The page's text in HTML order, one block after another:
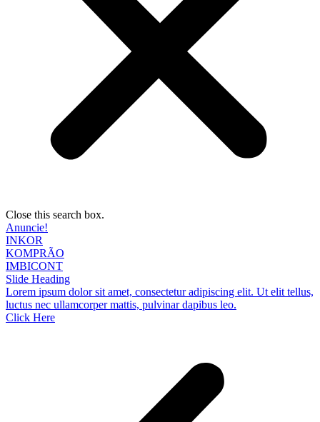
Close this search box.
Anuncie!
INKOR
KOMPRÃO
IMBICONT
Slide Heading
Lorem ipsum dolor sit amet, consectetur adipiscing elit. Ut elit tellus,
luctus nec ullamcorper mattis, pulvinar dapibus leo.
Click Here